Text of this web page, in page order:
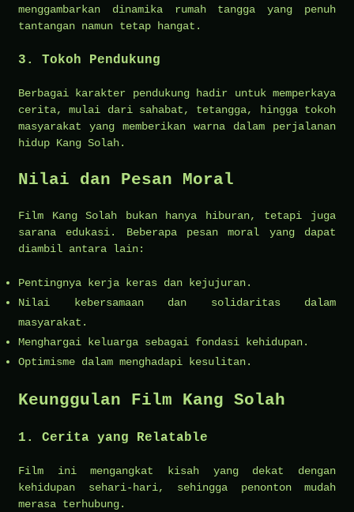
menggambarkan dinamika rumah tangga yang penuh
tantangan namun tetap hangat.
3. Tokoh Pendukung
Berbagai karakter pendukung hadir untuk memperkaya
cerita, mulai dari sahabat, tetangga, hingga tokoh
masyarakat yang memberikan warna dalam perjalanan
hidup Kang Solah.
Nilai dan Pesan Moral
Film Kang Solah bukan hanya hiburan, tetapi juga
sarana edukasi. Beberapa pesan moral yang dapat
diambil antara lain:
Pentingnya kerja keras dan kejujuran.
Nilai kebersamaan dan solidaritas dalam
masyarakat.
Menghargai keluarga sebagai fondasi kehidupan.
Optimisme dalam menghadapi kesulitan.
Keunggulan Film Kang Solah
1. Cerita yang Relatable
Film ini mengangkat kisah yang dekat dengan
kehidupan sehari-hari, sehingga penonton mudah
merasa terhubung.